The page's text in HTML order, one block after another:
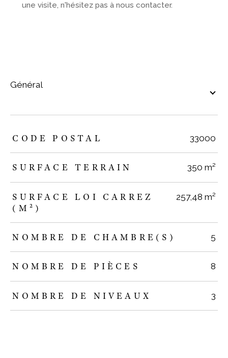
une visite, n'hésitez pas à nous contacter.
général
TRAD_ZEPHYR_Caracteristique TRAD_ZEPHYR_Valeurs
CODE POSTAL 33000
SURFACE TERRAIN 350 m²
SURFACE LOI CARREZ
(M²)
257,48 m²
NOMBRE DE CHAMBRE(S) 5
NOMBRE DE PIÈCES 8
NOMBRE DE NIVEAUX 3